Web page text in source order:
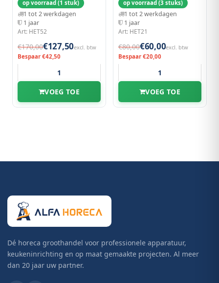
op voorraad (1 stuk)
1 tot 2 werkdagen
1 jaar
Art: HET52
€170,00€127,50excl. btw
Bespaar €42,50
VOEG TOE
op voorraad (3 stuks)
1 tot 2 werkdagen
1 jaar
Art: HET21
€80,00€60,00excl. btw
Bespaar €20,00
VOEG TOE
Dé horeca groothandel voor professionele apparatuur,
keukeninrichting en op maat gemaakte projecten. Al meer
dan 20 jaar uw partner.